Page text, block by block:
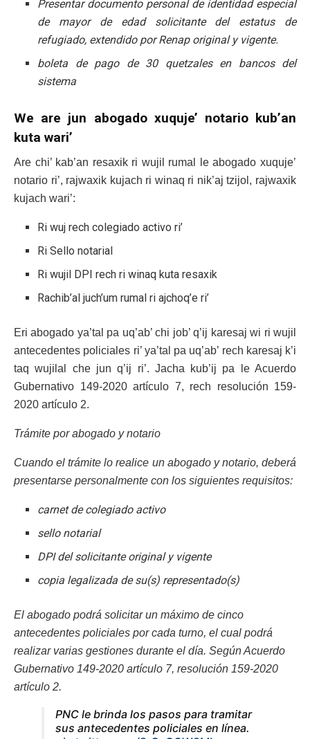
Presentar documento personal de identidad especial
de mayor de edad solicitante del estatus de
refugiado, extendido por Renap original y vigente.
boleta de pago de 30 quetzales en bancos del
sistema
We are jun abogado xuquje’ notario kub’an
kuta wari’
Are chi’ kab’an resaxik ri wujil rumal le abogado xuquje’
notario ri’, rajwaxik kujach ri winaq ri nik’aj tzijol, rajwaxik
kujach wari’:
Ri wuj rech colegiado activo ri’
Ri Sello notarial
Ri wujil DPI rech ri winaq kuta resaxik
Rachib’al juch’um rumal ri ajchoq’e ri’
Eri abogado ya’tal pa uq’ab’ chi job’ q’ij karesaj wi ri wujil
antecedentes policiales ri’ ya’tal pa uq’ab’ rech karesaj k’i
taq wujilal che jun q’ij ri’. Jacha kub’ij pa le Acuerdo
Gubernativo 149-2020 artículo 7, rech resolución 159-
2020 artículo 2.
Trámite por abogado y notario
Cuando el trámite lo realice un abogado y notario, deberá
presentarse personalmente con los siguientes requisitos:
carnet de colegiado activo
sello notarial
DPI del solicitante original y vigente
copia legalizada de su(s) representado(s)
El abogado podrá solicitar un máximo de cinco
antecedentes policiales por cada turno, el cual podrá
realizar varias gestiones durante el día. Según Acuerdo
Gubernativo 149-2020 artículo 7, resolución 159-2020
artículo 2.
PNC le brinda los pasos para tramitar
sus antecedentes policiales en línea.